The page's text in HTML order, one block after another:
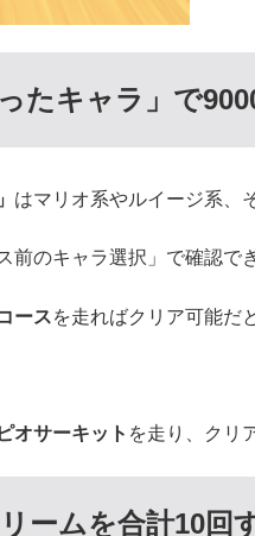
たキャラ」で
はマリオ系やルイージ系、
前のキャラ選択」で確認で
ースを走ればクリア可能だ
オサーキット を走り、クリ
ームを合計10回